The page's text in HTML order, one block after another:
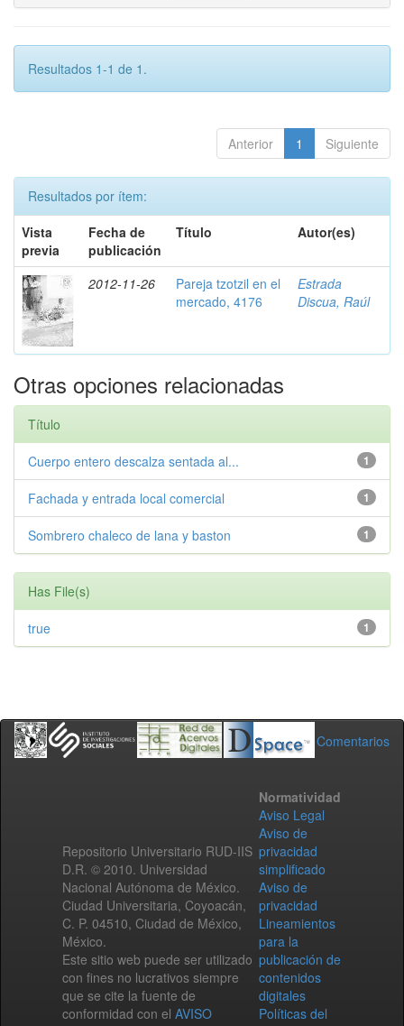
Resultados 1-1 de 1.
Anterior 1 Siguiente
Resultados por ítem:
Vista
previa
Fecha de
publicación
Título Autor(es)
2012-11-26
Pareja tzotzil en el
mercado, 4176
Estrada
Discua, Raúl
Otras opciones relacionadas
Título
1
Cuerpo entero descalza sentada al...
1
Fachada y entrada local comercial
1
Sombrero chaleco de lana y baston
Has File(s)
1
true
Comentarios
Repositorio Universitario RUD-IIS
D.R. © 2010. Universidad
Nacional Autónoma de México.
Ciudad Universitaria, Coyoacán,
C. P. 04510, Ciudad de México,
México.
Este sitio web puede ser utilizado
con fines no lucrativos siempre
que se cite la fuente de
conformidad con el AVISO
Normatividad
Aviso Legal
Aviso de
privacidad
simplificado
Aviso de
privacidad
Lineamientos
para la
publicación de
contenidos
digitales
Políticas del